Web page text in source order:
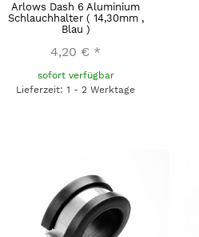
Arlows Dash 6 Aluminium
Schlauchhalter ( 14,30mm ,
Blau )
4,20 € *
sofort verfügbar
Lieferzeit: 1 - 2 Werktage